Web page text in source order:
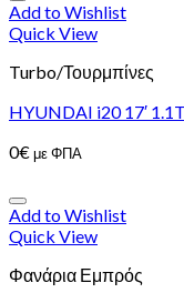
Add to Wishlist
Quick View
Turbo/Τουρμπίνες
HYUNDAI i20 17′
0€με ΦΠΑ
Add to Wishlist
Quick View
Φανάρια Εμπρός